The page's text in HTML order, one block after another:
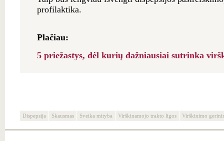
profilaktika.
Plačiau:
5 priežastys, dėl kurių dažniausiai sutrinka
Dispepsija Skausmas Sveika mityba Virškinamojo trakto ligos Virškinimo